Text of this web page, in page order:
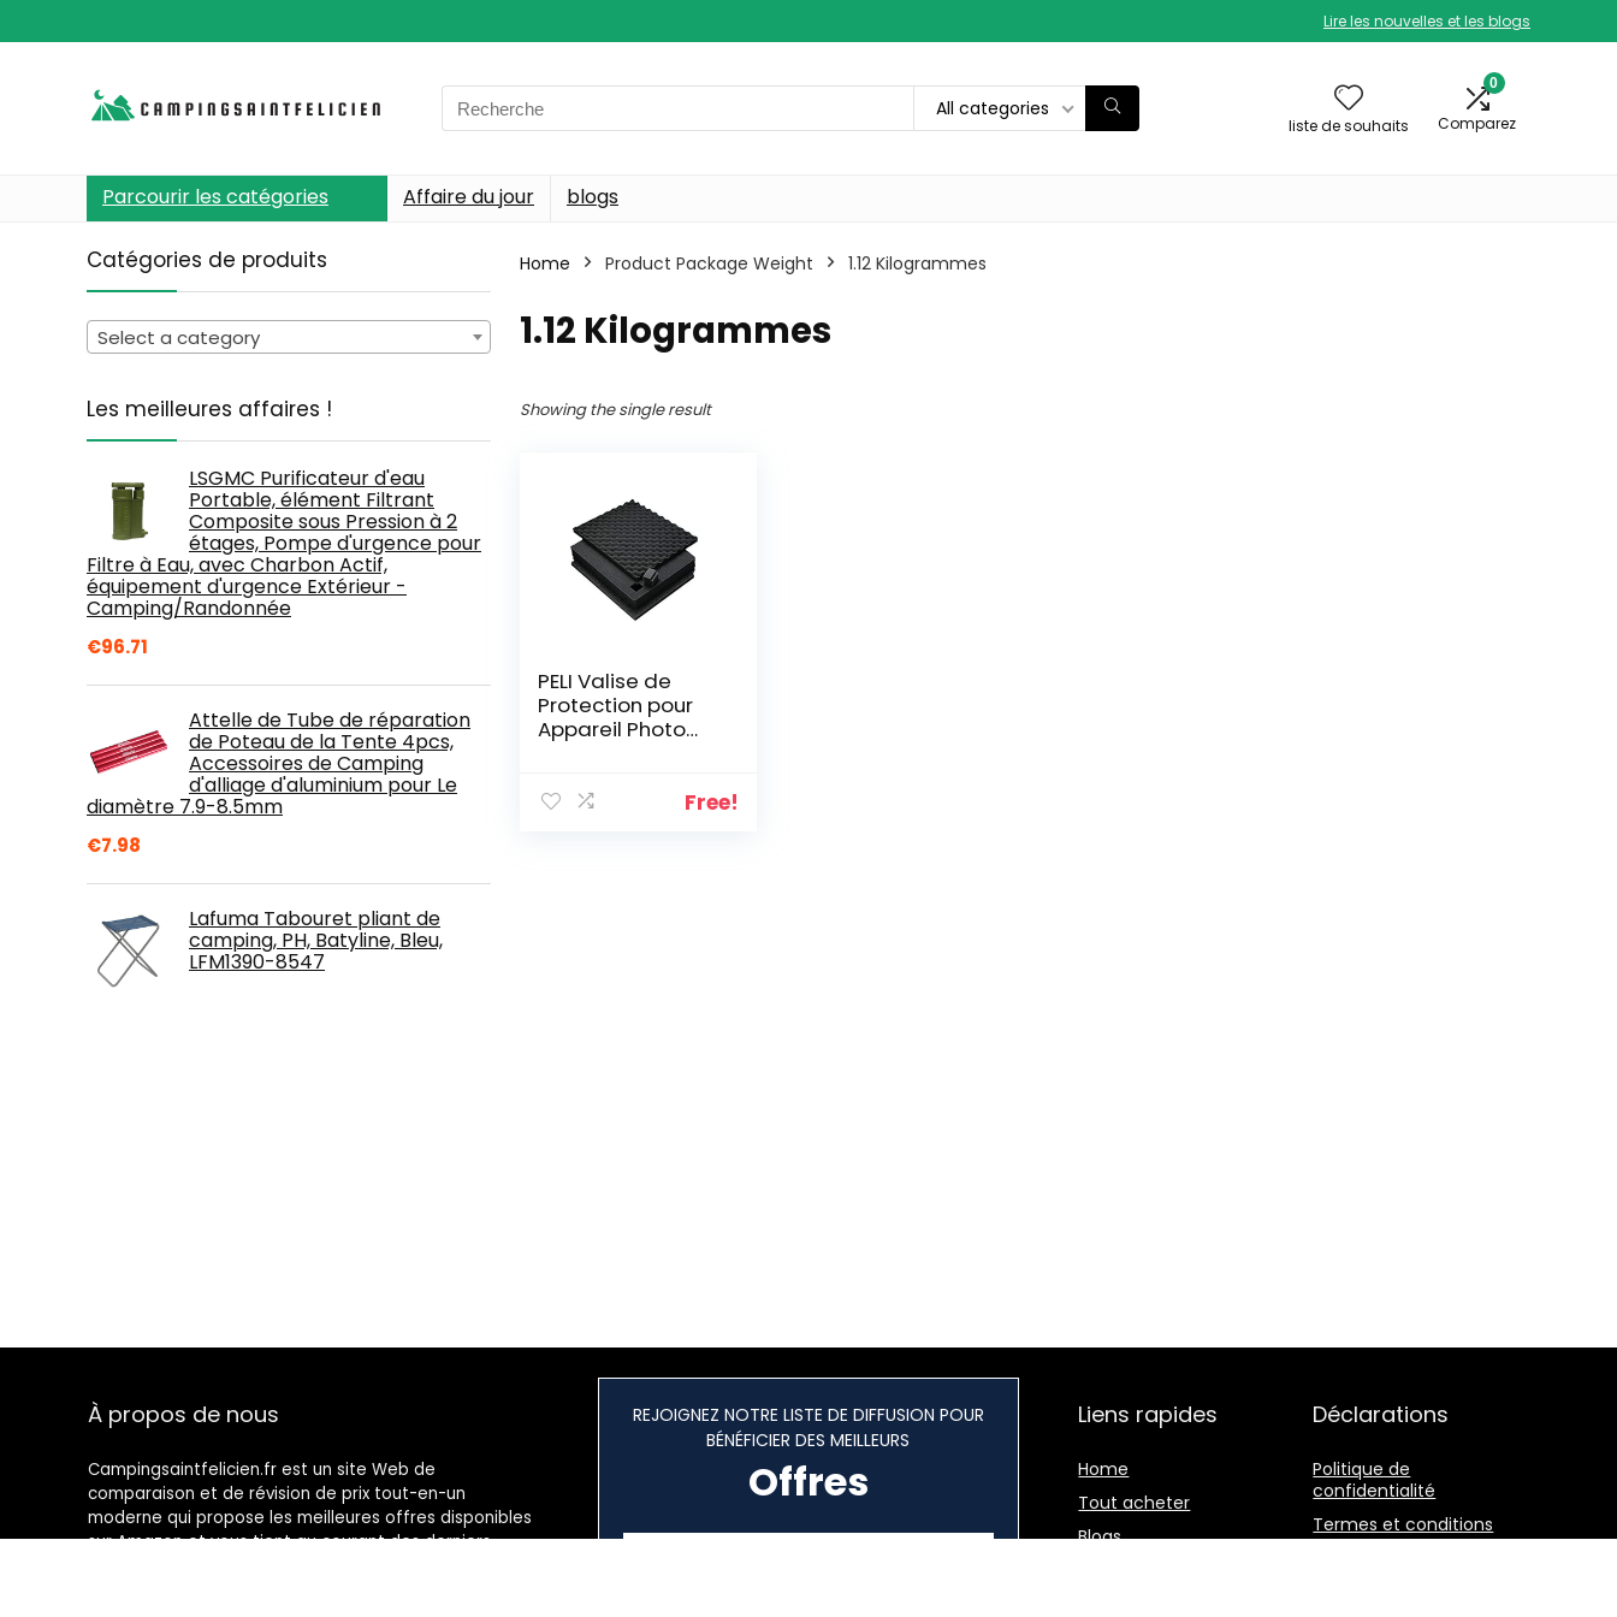
Lire les nouvelles et les blogs
Search
for:
All categories
liste de souhaits
0
Comparez
Parcourir les catégories Affaire du jour blogs
Catégories de produits
Select a category
Les meilleures affaires !
LSGMC Purificateur d'eau
Portable, élément Filtrant
Composite sous Pression à 2
étages, Pompe d'urgence pour
Filtre à Eau, avec Charbon Actif,
équipement d'urgence Extérieur -
Camping/Randonnée
€96.71
Attelle de Tube de réparation
de Poteau de la Tente 4pcs,
Accessoires de Camping
d'alliage d'aluminium pour Le
diamètre 7.9-8.5mm
€7.98
Lafuma Tabouret pliant de
camping, PH, Batyline, Bleu,
LFM1390-8547
Home Product Package Weight ‎1.12 Kilogrammes
‎1.12 Kilogrammes
Showing the single result
PELI Valise de
Protection pour
Appareil Photo
Free!
À propos de nous
Campingsaintfelicien.fr est un site Web de
comparaison et de révision de prix tout-en-un
moderne qui propose les meilleures offres disponibles
sur Amazon et vous tient au courant des derniers
REJOIGNEZ NOTRE LISTE DE DIFFUSION POUR
BÉNÉFICIER DES MEILLEURS
Offres
Liens rapides
Home
Tout acheter
Blogs
Déclarations
Politique de
confidentialité
Termes et conditions